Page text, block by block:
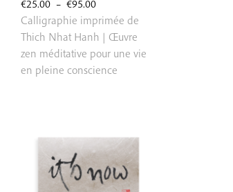
€25.00 – €95.00
de
prix :
€25.00
à
Calligraphie imprimée de
Thich Nhat Hanh | Œuvre
zen méditative pour une vie
en pleine conscience